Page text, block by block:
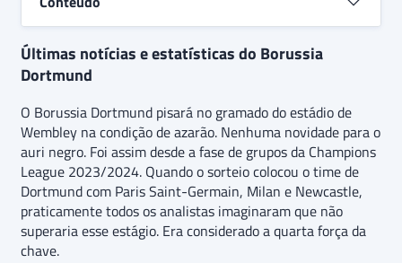
Últimas notícias e estatísticas do Borussia
Dortmund
O Borussia Dortmund pisará no gramado do estádio de
Wembley na condição de azarão. Nenhuma novidade para o
auri negro. Foi assim desde a fase de grupos da Champions
League 2023/2024. Quando o sorteio colocou o time de
Dortmund com Paris Saint-Germain, Milan e Newcastle,
praticamente todos os analistas imaginaram que não
superaria esse estágio. Era considerado a quarta força da
chave.